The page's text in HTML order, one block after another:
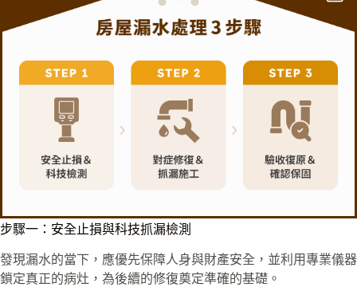
步驟一：安全止損與科技抓漏檢測
發現漏水的當下，應優先保障人身與財產安全，並利用專業儀器
鎖定真正的病灶，為後續的修復奠定準確的基礎。